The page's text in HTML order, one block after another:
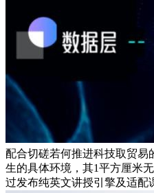
配合切磋若何推进科技取贸易
生的具体环境，其1平方厘米
过发布纯英文讲授引擎及适配